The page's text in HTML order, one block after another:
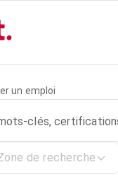
un emploi
clés,
de recherche